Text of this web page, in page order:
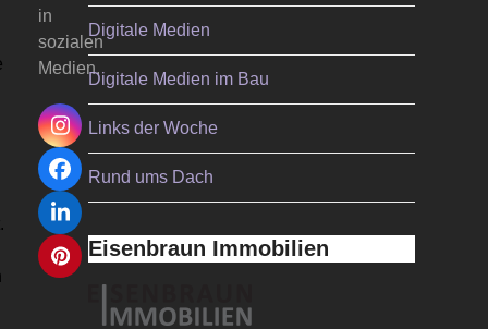
Digitale Medien
Digitale Medien im Bau
Links der Woche
Rund ums Dach
Eisenbraun Immobilien
in
sozialen
Medien.
Instagram
Facebook
LinkedIn
Pinterest